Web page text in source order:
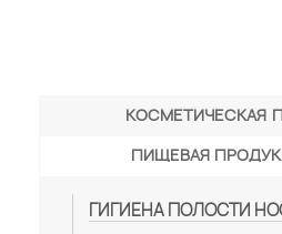
КОСМЕТИЧЕСКАЯ
ПИЩЕВАЯ
ГИГИЕНА ПОЛОСТИ